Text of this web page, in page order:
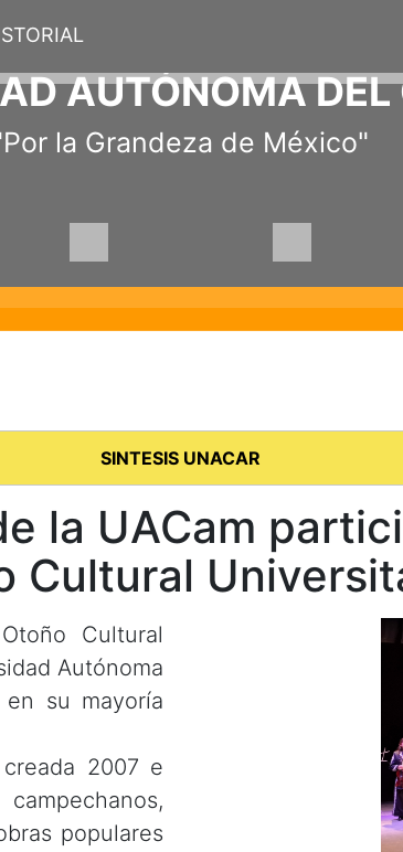
AUTÓNOMA
la Grandeza de México"
SINTESIS UNACAR
la UACam
Cultural
Cultural
Autónoma
su mayoría
2007 e
populares